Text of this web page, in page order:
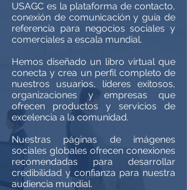
USAGC es la plataforma de contacto,
conexión de comunicación y guía de
referencia para negocios sociales y
comerciales a escala mundial.
Hemos diseñado un libro virtual que
conecta y crea un perfil completo de
nuestros usuarios, líderes exitosos,
organizaciones y empresas que
ofrecen productos y servicios de
excelencia a la comunidad.
Nuestras páginas de imágenes
sociales globales ofrecen conexiones
recomendadas para desarrollar
credibilidad y confianza para nuestra
audiencia mundial.